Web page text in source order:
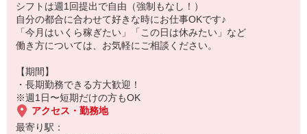
シフトは週1回提出で自由（強制もなし！）
自分の都合に合わせて好きな時にお仕事OKです♪
「今月はいくら稼ぎたい」「この日は休みたい」など
働き方については、お気軽にご相談ください。
【期間】
・長期勤務できる方大歓迎！
※週1日〜短期だけの方もOK
アクセス・勤務地
最寄り駅：